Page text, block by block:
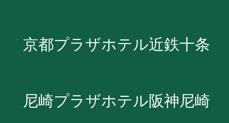
京都プラザホテル近鉄十条
尼崎プラザホテル阪神尼崎